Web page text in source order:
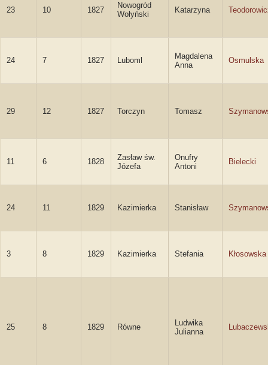
23 10 1827
Nowogród
Wołyński
Katarzyna
24 7 1827 Luboml
Magdalena
Anna
Osmulska
29 12 1827 Torczyn Tomasz
11 6 1828
Zasław św.
Józefa
Onufry
Antoni
Bielecki
24 11 1829 Kazimierka Stanisław
3 8 1829 Kazimierka Stefania Kłosowska
25 8 1829 Równe
Ludwika
Julianna